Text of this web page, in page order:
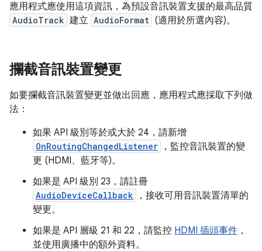
應用程式應使用這項資訊，為預設音訊裝置支援的最高品質
AudioTrack 建立 AudioFormat (適用於所選內容)。
攔截音訊裝置變更
如要攔截音訊裝置變更並做出回應，應用程式應採取下列做
法：
如果 API 級別等於或大於 24，請新增
OnRoutingChangedListener
，監控音訊裝置的變
更 (HDMI、藍牙等)。
如果是 API 級別 23，請註冊
AudioDeviceCallback
，接收可用音訊裝置清單的
變更。
如果是 API 層級 21 和 22，請監控 HDMI 插頭事件 ，
並使用廣播中的額外資料。